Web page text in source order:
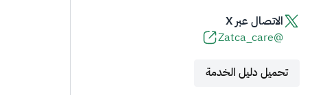
الاتصال عبر X
@Zatca_care
تحميل دليل الخدمة